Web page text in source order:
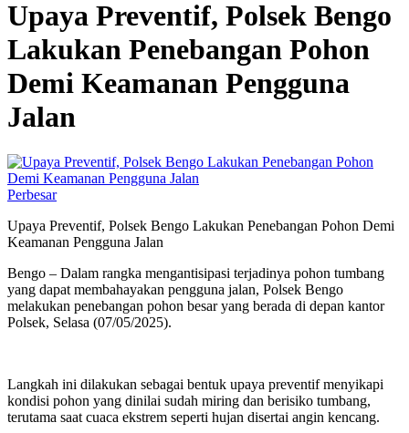
Upaya Preventif, Polsek Bengo
Lakukan Penebangan Pohon
Demi Keamanan Pengguna
Jalan
Perbesar
Upaya Preventif, Polsek Bengo Lakukan Penebangan Pohon Demi
Keamanan Pengguna Jalan
Bengo – Dalam rangka mengantisipasi terjadinya pohon tumbang
yang dapat membahayakan pengguna jalan, Polsek Bengo
melakukan penebangan pohon besar yang berada di depan kantor
Polsek, Selasa (07/05/2025).
Langkah ini dilakukan sebagai bentuk upaya preventif menyikapi
kondisi pohon yang dinilai sudah miring dan berisiko tumbang,
terutama saat cuaca ekstrem seperti hujan disertai angin kencang.